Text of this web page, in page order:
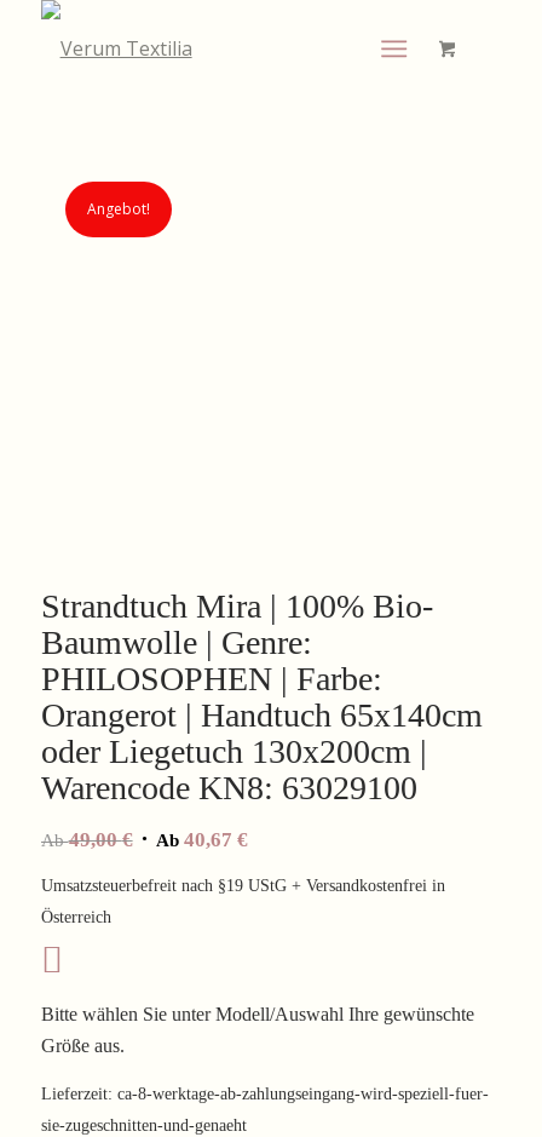
Angebot!
Strandtuch Mira | 100% Bio-
Baumwolle | Genre:
PHILOSOPHEN | Farbe:
Orangerot | Handtuch 65x140cm
oder Liegetuch 130x200cm |
Warencode KN8: 63029100
Ab49,00€ Ab 40,67 €
Umsatzsteuerbefreit nach §19 UStG + Versandkostenfrei in
Österreich
Bitte wählen Sie unter Modell/Auswahl Ihre gewünschte
Größe aus.
Lieferzeit: ca-8-werktage-ab-zahlungseingang-wird-speziell-fuer-
sie-zugeschnitten-und-genaeht